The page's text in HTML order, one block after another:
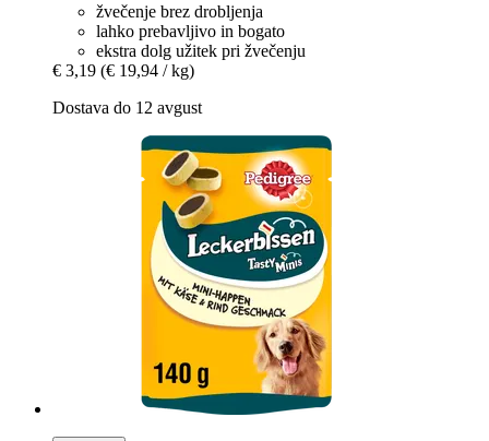
žvečenje brez drobljenja
lahko prebavljivo in bogato
ekstra dolg užitek pri žvečenju
€ 3,19 (€ 19,94 / kg)
Dostava do 12 avgust